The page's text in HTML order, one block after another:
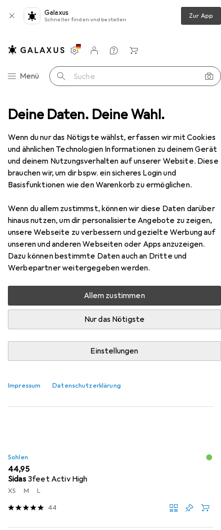
Deine Daten. Deine Wahl.
Wenn du nur das Nötigste wählst, erfassen wir mit Cookies
und ähnlichen Technologien Informationen zu deinem Gerät
und deinem Nutzungsverhalten auf unserer Website. Diese
brauchen wir, um dir bspw. ein sicheres Login und
Basisfunktionen wie den Warenkorb zu ermöglichen.
Wenn du allem zustimmst, können wir diese Daten darüber
hinaus nutzen, um dir personalisierte Angebote zu zeigen,
unsere Webseite zu verbessern und gezielte Werbung auf
unseren und anderen Webseiten oder Apps anzuzeigen.
Dazu können bestimmte Daten auch an Dritte und
Werbepartner weitergegeben werden.
Allem zustimmen
Nur das Nötigste
Einstellungen
Impressum Datenschutzerklärung
Galaxus
Schneller finden und bestellen Zur App
Navigation nach Kategorien
Menü Suche
Einstellungen
Kundenkonto
Vergleichslisten
Merklisten
Warenkorb
Sicherheitsschuhe Haix Black Eagle Safety 40.1
EUR
147,33
HaixBlack Eagle Safety 40.1
Zubehör für Haix Black Eagle
Safety 40.1
Hier findest du passendes Zubehör zum Produkt Haix
Black Eagle Safety 40.1 aus der Kategorie Sohlen.
Relevanz
Sidas3 Feet Outdoor Mid
18
Sohlen
EUR
44,95
Sidas 3feet Activ High
XS M L
44